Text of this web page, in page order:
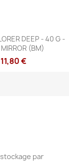
rapide
DEEP - 40 G -
(BM)
11,80 €
par